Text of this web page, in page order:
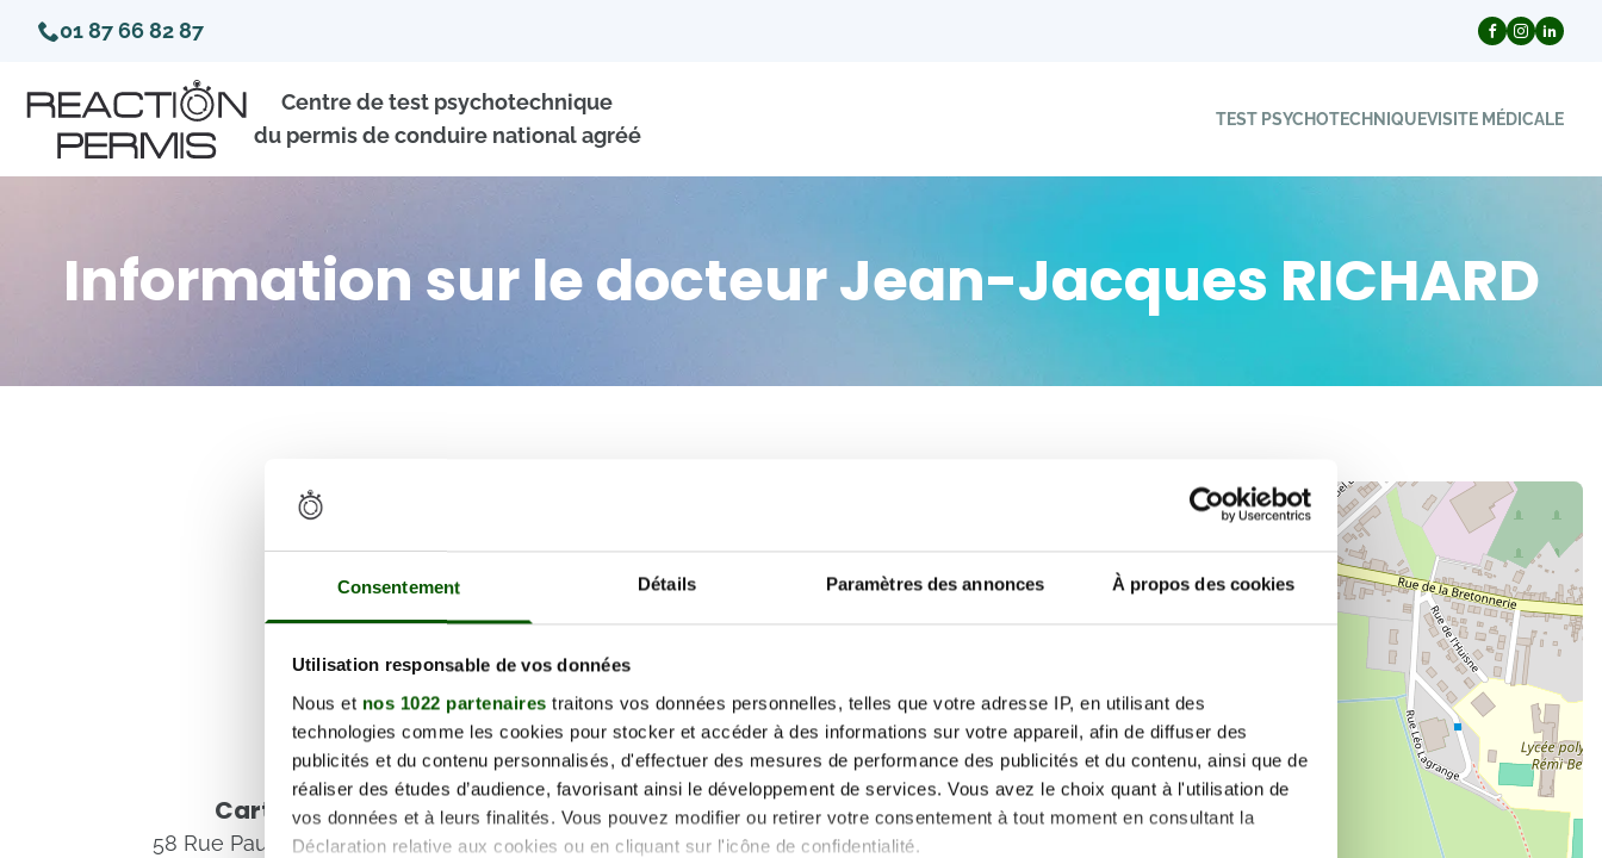
Consentement Détails Paramètres des annonces À propos des cookies
Utilisation responsable de vos données
Nous et nos 1022 partenaires traitons vos données personnelles, telles que votre adresse IP, en utilisant des
technologies comme les cookies pour stocker et accéder à des informations sur votre appareil, afin de diffuser des
publicités et du contenu personnalisés, d'effectuer des mesures de performance des publicités et du contenu, ainsi que de
réaliser des études d’audience, favorisant ainsi le développement de services. Vous avez le choix quant à l'utilisation de
vos données et à leurs finalités. Vous pouvez modifier ou retirer votre consentement à tout moment en consultant la
Déclaration relative aux cookies ou en cliquant sur l'icône de confidentialité.
01 87 66 82 87
Centre de test psychotechnique
du permis de conduire national agréé
TEST PSYCHOTECHNIQUEVISITE MÉDICALE
Information sur le docteur Jean-Jacques RICHARD
Voir les coordonnées
Carte et informations d'accès
58 Rue Paul Deschanel, 28400 Nogent-le-Rotrou
×
−